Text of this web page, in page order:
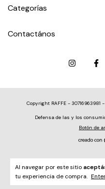
Al navegar por este sitio
tu experiencia de compra.
Categorías
Contactános
Copyright RAFFE - 30716963981
Defensa de las y los
Botón de